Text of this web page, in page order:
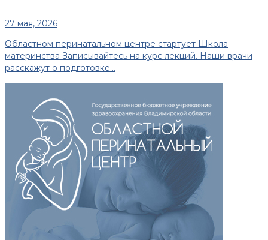
27 мая, 2026
Областном перинатальном центре стартует Школа
материнства Записывайтесь на курс лекций. Наши врачи
расскажут о подготовке...